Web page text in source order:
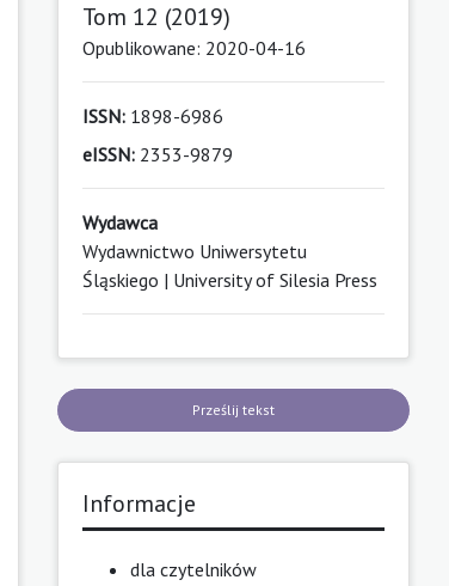
Tom 12 (2019)
Opublikowane: 2020-04-16
ISSN:1898-6986
eISSN:2353-9879
Wydawca
Wydawnictwo Uniwersytetu
Śląskiego | University of Silesia Press
Prześlij tekst
Informacje
dla czytelników